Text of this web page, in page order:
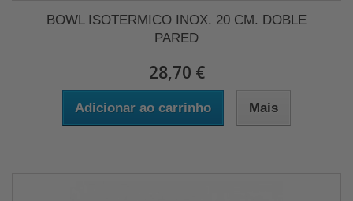
BOWL ISOTERMICO INOX. 20 CM. DOBLE
PARED
28,70 €
Adicionar ao carrinho Mais